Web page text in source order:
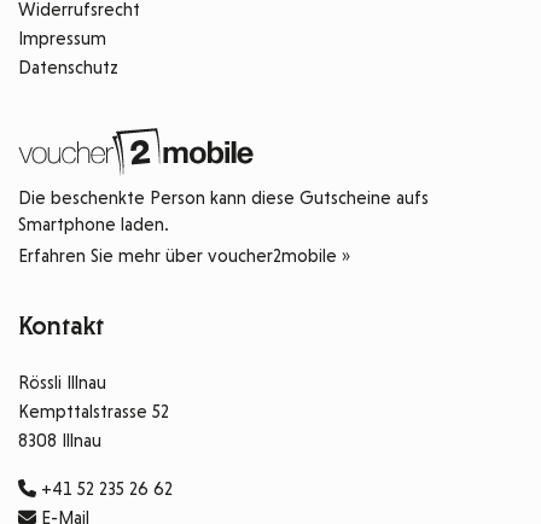
Widerrufsrecht
Impressum
Datenschutz
Die beschenkte Person kann diese Gutscheine aufs
Smartphone laden.
Erfahren Sie mehr über voucher2mobile »
Kontakt
Rössli Illnau
Kempttalstrasse 52
8308 Illnau
+41 52 235 26 62
E-Mail